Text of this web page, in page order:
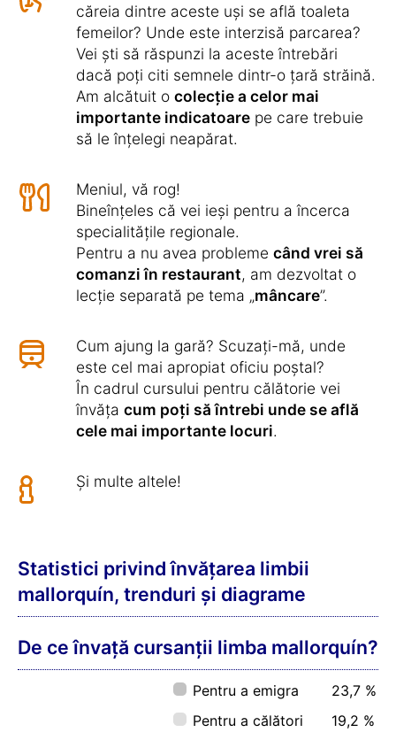
căreia dintre aceste uși se află toaleta
femeilor? Unde este interzisă parcarea?
Vei ști să răspunzi la aceste întrebări
dacă poți citi semnele dintr-o țară străină.
Am alcătuit o colecție a celor mai
importante indicatoare pe care trebuie
să le înțelegi neapărat.
Meniul, vă rog!
Bineînțeles că vei ieși pentru a încerca
specialitățile regionale.
Pentru a nu avea probleme când vrei să
comanzi în restaurant, am dezvoltat o
lecție separată pe tema „mâncare”.
Cum ajung la gară? Scuzați-mă, unde
este cel mai apropiat oficiu poștal?
În cadrul cursului pentru călătorie vei
învăța cum poți să întrebi unde se află
cele mai importante locuri.
Și multe altele!
Statistici privind învățarea limbii
mallorquín, trenduri și diagrame
De ce învață cursanții limba mallorquín?
Pentru a emigra
23,7 %
Pentru a călători
19,2 %